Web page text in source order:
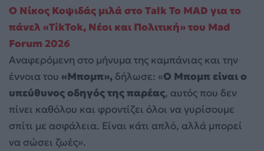
Ο Νίκος Κοψιδάς μιλά στο Talk To MAD για το
πάνελ «TikTok, Νέοι και Πολιτική» του Mad
Forum 2026
Αναφερόμενη στο μήνυμα της καμπάνιας και την
έννοια του «Μπομπ», δήλωσε: «Ο Μπομπ είναι ο
υπεύθυνος οδηγός της παρέας, αυτός που δεν
πίνει καθόλου και φροντίζει όλοι να γυρίσουμε
σπίτι με ασφάλεια. Είναι κάτι απλό, αλλά μπορεί
να σώσει ζωές».